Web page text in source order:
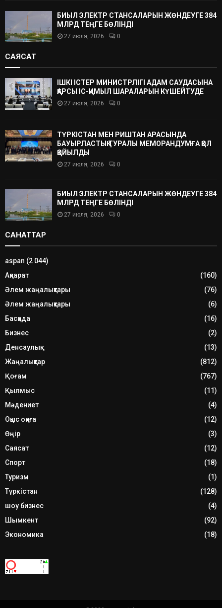
БИЫЛ ЭЛЕКТР СТАНСАЛАРЫН ЖӨНДЕУГЕ 384
МЛРД ТЕҢГЕ БӨЛІНДІ
27 июля, 2026 0
САЯСАТ
ІШКІ ІСТЕР МИНИСТРЛІГІ АДАМ САУДАСЫНА
ҚАРСЫ ІС-ҚИМЫЛ ШАРАЛАРЫН КҮШЕЙТУДЕ
27 июля, 2026 0
ТҮРКІСТАН МЕН РИШТАН АРАСЫНДА
БАУЫРЛАСТЫҚ ТУРАЛЫ МЕМОРАНДУМҒА ҚОЛ
ҚОЙЫЛДЫ
27 июля, 2026 0
БИЫЛ ЭЛЕКТР СТАНСАЛАРЫН ЖӨНДЕУГЕ 384
МЛРД ТЕҢГЕ БӨЛІНДІ
27 июля, 2026 0
САНАТТАР
aspan (2 044)
Ақпарат
(160)
Әлем жаңалықтары
(76)
Әлем жаңалықтары
(6)
Басқада
(16)
Бизнес
(2)
Денсаулық
(13)
Жаңалықтар
(812)
Қоғам
(767)
Қылмыс
(11)
Мәдениет
(4)
Оқыс оқиға
(12)
Өңір
(3)
Саясат
(12)
Спорт
(18)
Туризм
(1)
Түркістан
(128)
шоу бизнес
(4)
Шымкент
(92)
Экономика
(18)